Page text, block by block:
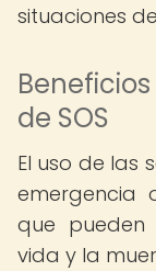
situaciones
de SOS
El uso de las
emergencia
que
vida y la